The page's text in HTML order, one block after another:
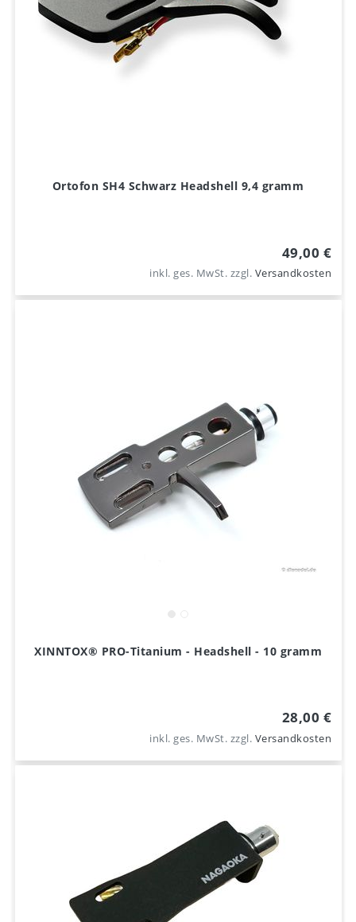
Ortofon SH4 Schwarz Headshell 9,4 gramm
49,00 €
inkl. ges. MwSt. zzgl. Versandkosten
XINNTOX® PRO-Titanium - Headshell - 10 gramm
28,00 €
inkl. ges. MwSt. zzgl. Versandkosten